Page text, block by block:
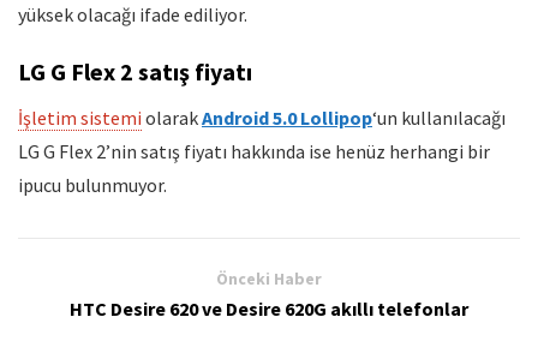
yüksek olacağı ifade ediliyor.
LG G Flex 2 satış fiyatı
İşletim sistemi olarakAndroid 5.0 Lollipop‘un kullanılacağı
LG G Flex 2’nin satış fiyatı hakkında ise henüz herhangi bir
ipucu bulunmuyor.
Önceki Haber
HTC Desire 620 ve Desire 620G akıllı telefonlar